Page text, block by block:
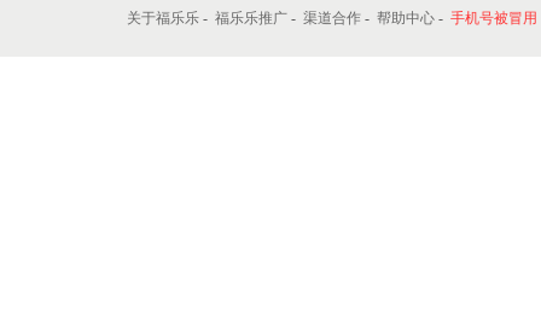
关于福乐乐 - 福乐乐推广 - 渠道合作 - 帮助中心 - 手机号被冒用